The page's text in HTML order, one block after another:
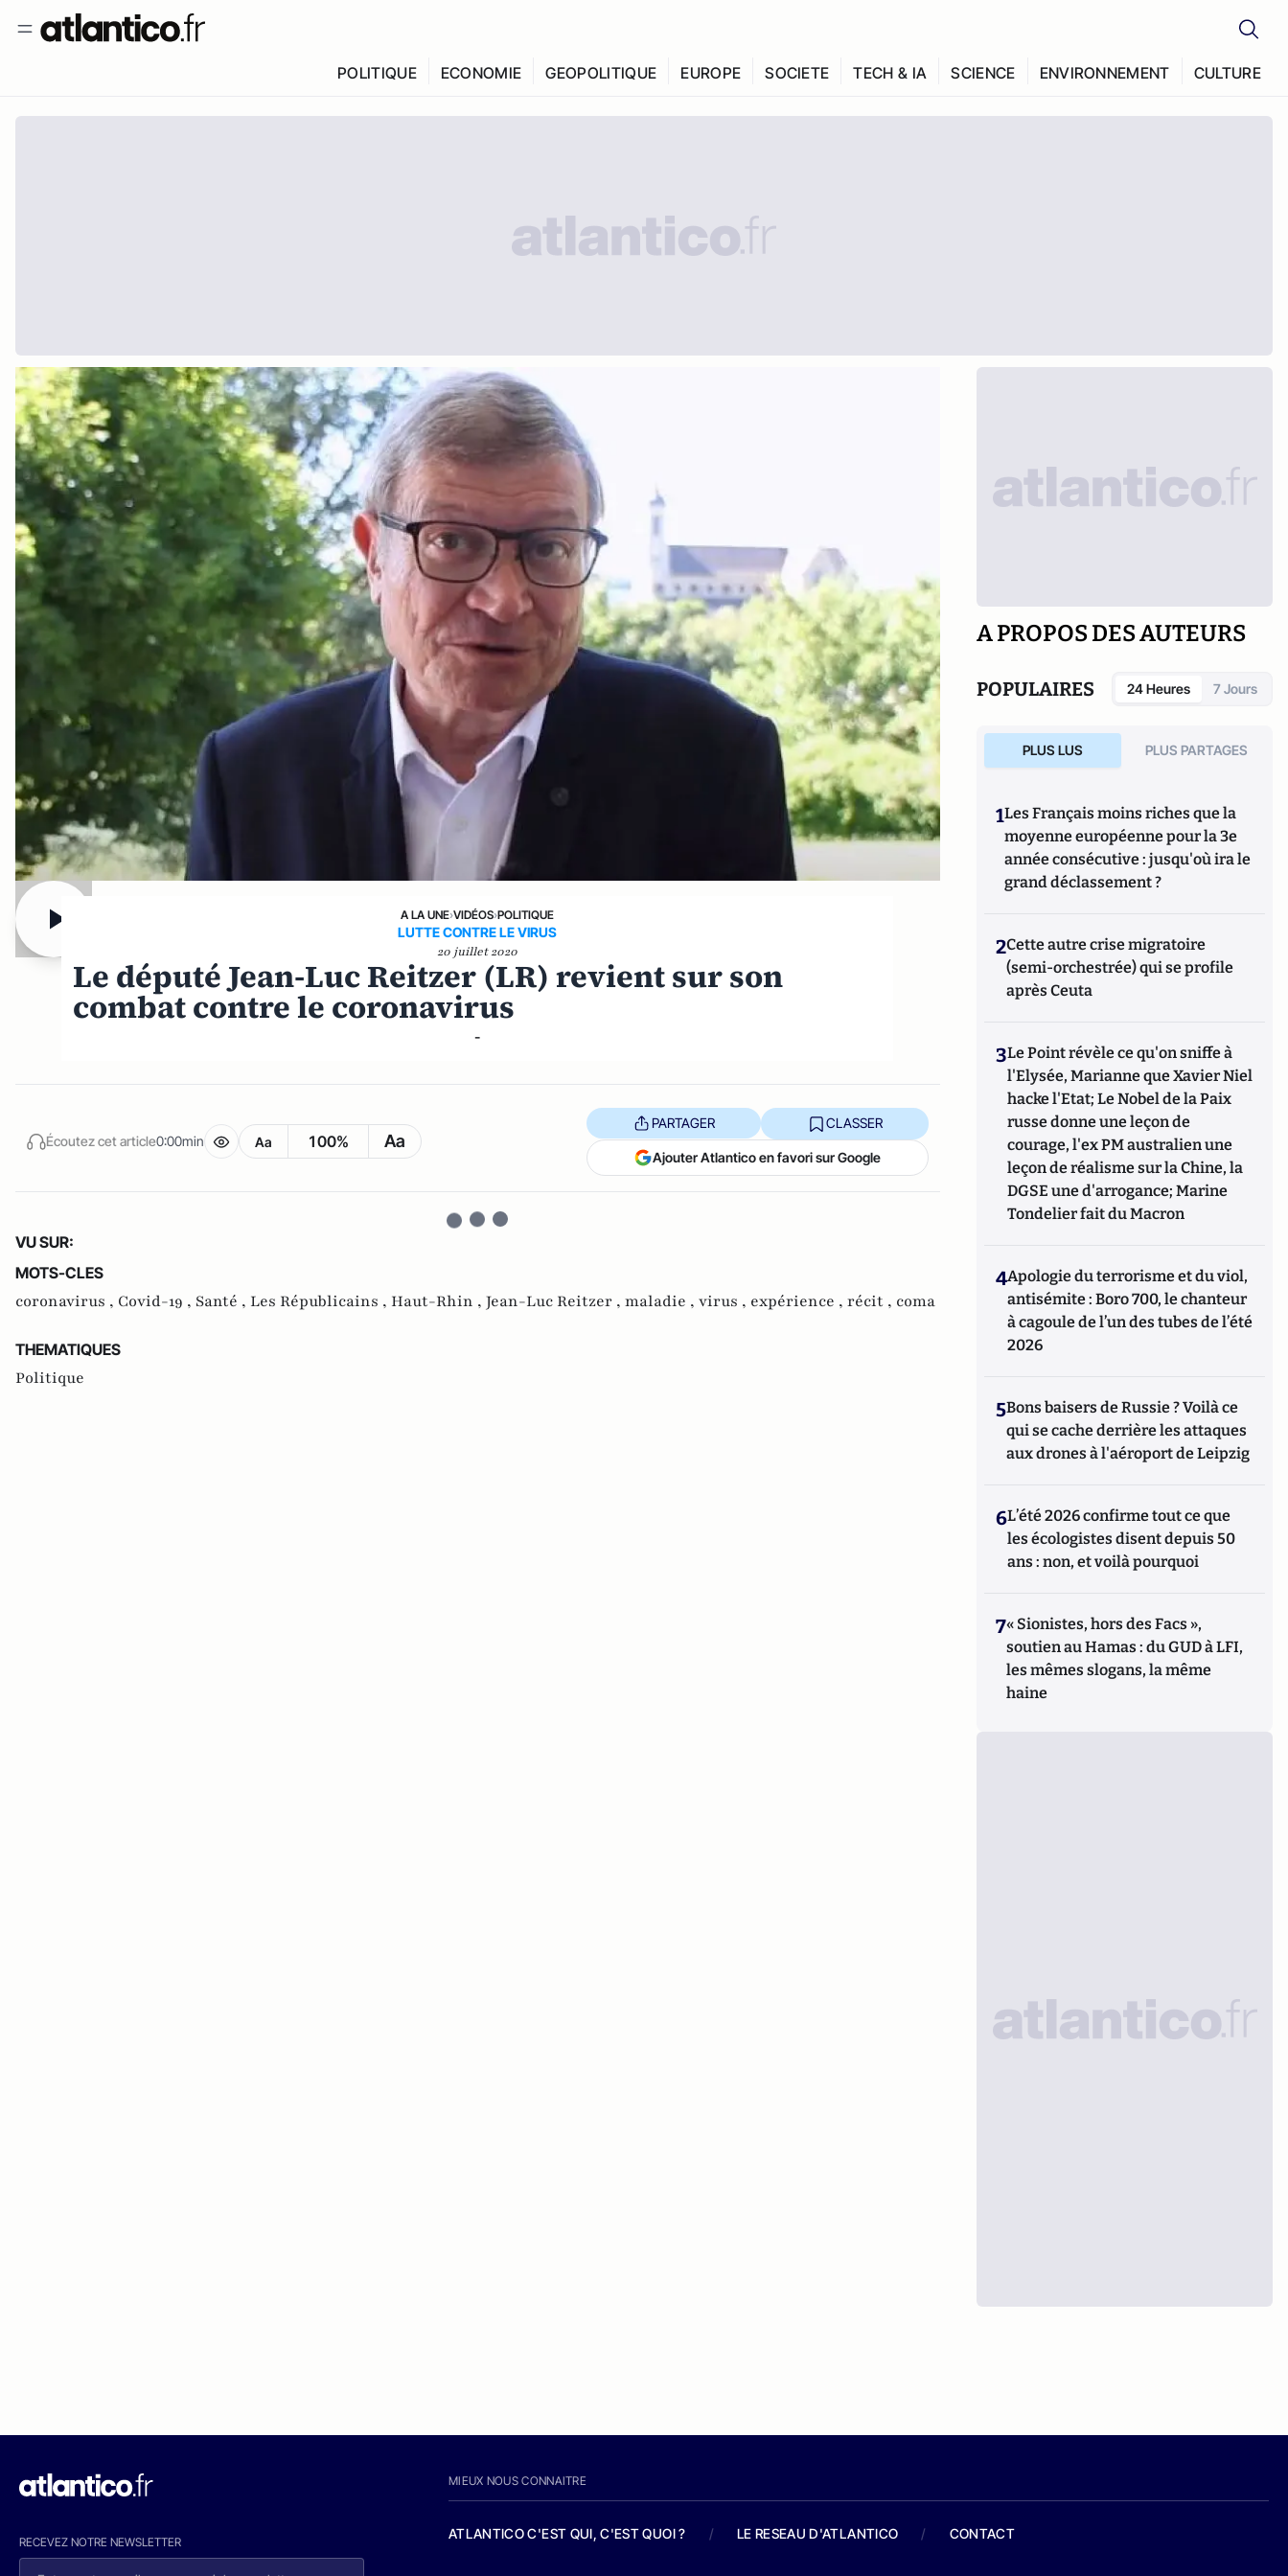
POLITIQUE ECONOMIE GEOPOLITIQUE EUROPE SOCIETE TECH & IA SCIENCE ENVIRONNEMENT CULTURE
A LA UNE›VIDÉOS›POLITIQUE
LUTTE CONTRE LE VIRUS
20 juillet 2020
Le député Jean-Luc Reitzer (LR) revient sur son
combat contre le coronavirus
-
Écoutez cet article0:00min Aa 100% Aa
PARTAGER CLASSER
Ajouter Atlantico en favori sur Google
VU SUR:
MOTS-CLES
coronavirus , Covid-19 , Santé , Les Républicains , Haut-Rhin , Jean-Luc Reitzer , maladie , virus , expérience , récit , coma
THEMATIQUES
Politique
A PROPOS DES AUTEURS
POPULAIRES 24 Heures 7 Jours
PLUS LUS PLUS PARTAGES
1Les Français moins riches que la
moyenne européenne pour la 3e
année consécutive : jusqu'où ira le
grand déclassement ?
2Cette autre crise migratoire
(semi-orchestrée) qui se profile
après Ceuta
3Le Point révèle ce qu'on sniffe à
l'Elysée, Marianne que Xavier Niel
hacke l'Etat; Le Nobel de la Paix
russe donne une leçon de
courage, l'ex PM australien une
leçon de réalisme sur la Chine, la
DGSE une d'arrogance; Marine
Tondelier fait du Macron
4Apologie du terrorisme et du viol,
antisémite : Boro 700, le chanteur
à cagoule de l’un des tubes de l’été
2026
5Bons baisers de Russie ? Voilà ce
qui se cache derrière les attaques
aux drones à l'aéroport de Leipzig
6L’été 2026 confirme tout ce que
les écologistes disent depuis 50
ans : non, et voilà pourquoi
7« Sionistes, hors des Facs »,
soutien au Hamas : du GUD à LFI,
les mêmes slogans, la même
haine
RECEVEZ NOTRE NEWSLETTER
MIEUX NOUS CONNAITRE
ATLANTICO C'EST QUI, C'EST QUOI ? / LE RESEAU D'ATLANTICO / CONTACT